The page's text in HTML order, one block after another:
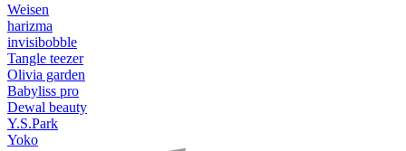
Weisen
harizma
invisibobble
Tangle teezer
Olivia garden
Babyliss pro
Dewal beauty
Y.S.Park
Yoko